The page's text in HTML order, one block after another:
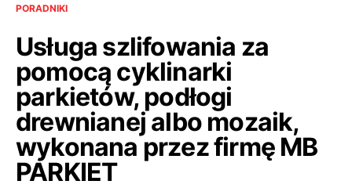
PORADNIKI
Usługa szlifowania za
pomocą cyklinarki
parkietów, podłogi
drewnianej albo mozaik,
wykonana przez firmę MB
PARKIET